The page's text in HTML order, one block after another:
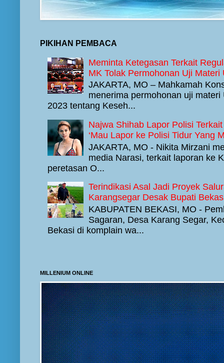
PIKIHAN PEMBACA
Meminta Ketegasan Terkait
MK Tolak Permohonan Uji Materi
JAKARTA, MO – Mahkamah
menerima permohonan uji
2023 tentang Keseh...
Najwa Shihab Lapor Polisi
‘Mau Lapor ke Polisi Tidur Yang
JAKARTA, MO - Nikita Mirzani
media Narasi, terkait laporan ke
peretasan O...
Terindikasi Asal Jadi Proyek
Karangsegar Desak Bupati
KABUPATEN BEKASI, MO -
Sagaran, Desa Karang Segar,
Bekasi di komplain wa...
MILLENIUM ONLINE